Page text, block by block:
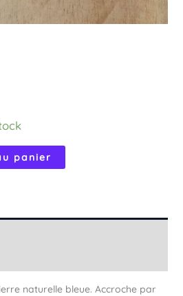
panier
naturelle bleue. Accroche par